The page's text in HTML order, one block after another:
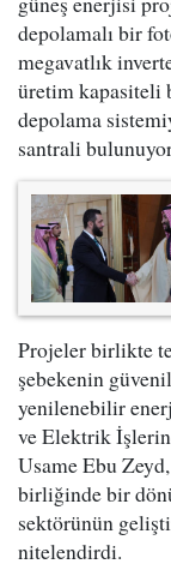
depolamalı bir
megavatlık
üretim kapasiteli
depolama
santrali
Projeler birlikte
şebekenin
yenilenebilir
ve Elektrik
Usame Ebu
birliğinde bir
sektörünün
nitelendirdi.